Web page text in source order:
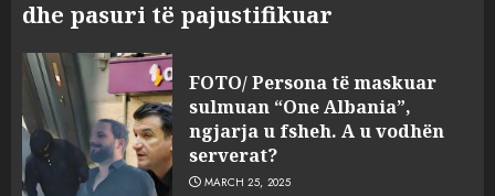
dhe pasuri të pajustifikuar
FOTO/ Persona të maskuar
sulmuan “One Albania”,
ngjarja u fsheh. A u vodhën
serverat?
MARCH 25, 2025